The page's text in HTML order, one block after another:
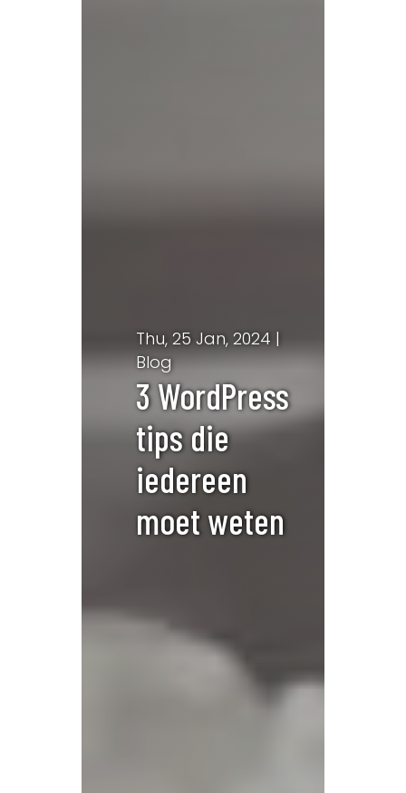
Thu, 25 Jan, 2024 |
Blog
3 WordPress
tips die
iedereen
moet weten